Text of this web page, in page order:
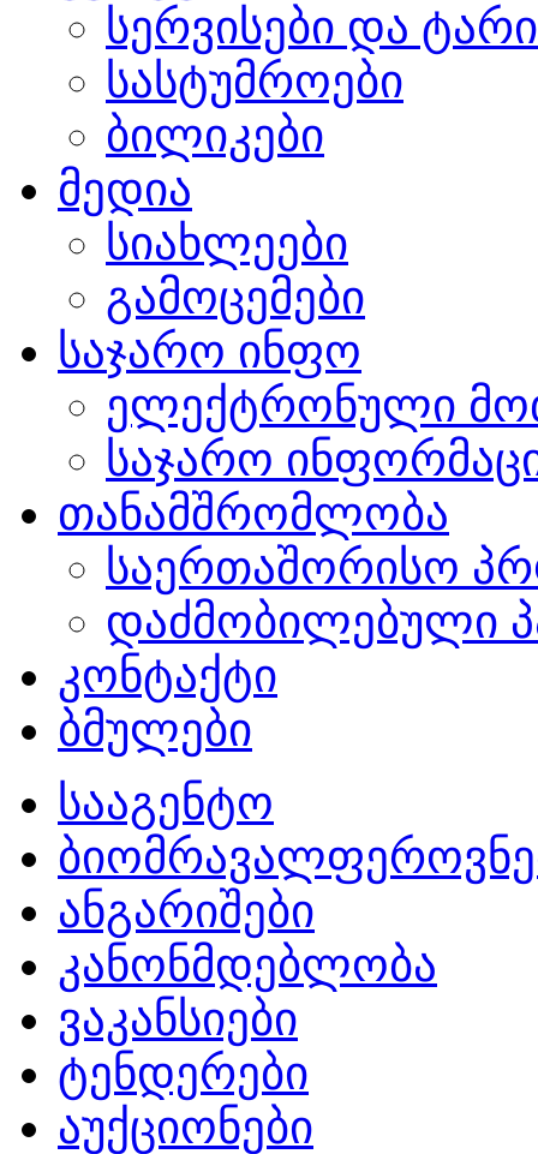
სერვისები და
სასტუმროები
ბილიკები
მედია
სიახლეები
გამოცემები
საჯარო ინფო
ელექტრონული
საჯარო
თანამშრომლობა
საერთაშორისო
დაძმობილებული
კონტაქტი
ბმულები
სააგენტო
ანგარიშები
კანონმდებლობა
ვაკანსიები
ტენდერები
აუქციონები